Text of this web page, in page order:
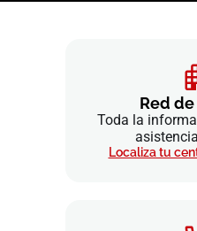
Red
Toda la
Localiza tu